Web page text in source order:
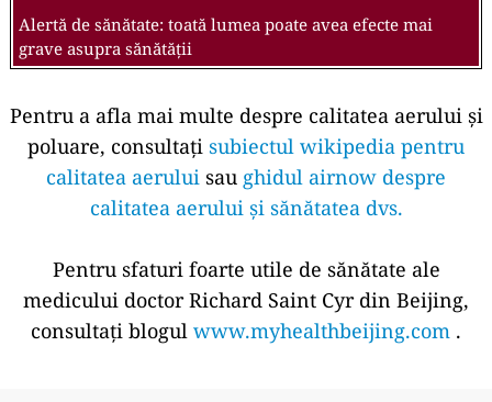
Alertă de sănătate: toată lumea poate avea efecte mai
grave asupra sănătății
Pentru a afla mai multe despre calitatea aerului și
poluare, consultați subiectul wikipedia pentru
calitatea aerului sau ghidul airnow despre
calitatea aerului și sănătatea dvs.
Pentru sfaturi foarte utile de sănătate ale
medicului doctor Richard Saint Cyr din Beijing,
consultați blogul www.myhealthbeijing.com .